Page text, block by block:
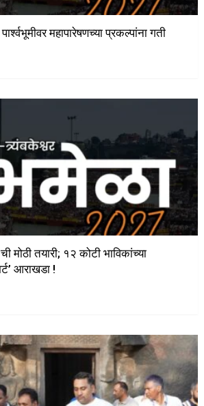
महापारेषणच्या प्रकल्पांना गती
तयारी; १२ कोटी भाविकांच्या
आराखडा !